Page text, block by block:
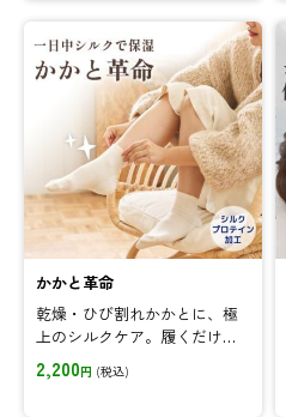
かかと革命
乾燥・ひび割れかかとに、極
上のシルクケア。履くだけで
やさしく守るソックス。
2,200円 (税込)